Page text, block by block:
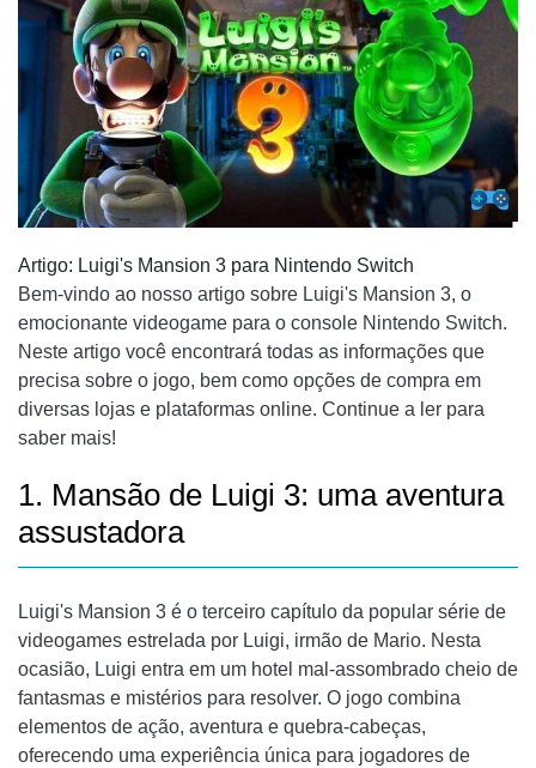
3.6EBAY
3.7 PCCOMPONENTES.COM
4. PERGUNTAS FREQUENTES
4.1 QUAL É A IDADE RECOMENDADA PARA JOGAR LUIGI'S
MANSION 3?
JOGOS LUIGI'S MANSION PARA DESFRUTAR DA
TERCEIRA PARCELA?
CONCLUSÃO
Artigo: Luigi's Mansion 3 para Nintendo Switch
Bem-vindo ao nosso artigo sobre Luigi's Mansion 3, o
emocionante videogame para o console Nintendo Switch.
Neste artigo você encontrará todas as informações que
precisa sobre o jogo, bem como opções de compra em
diversas lojas e plataformas online. Continue a ler para
saber mais!
1. Mansão de Luigi 3: uma aventura
assustadora
Luigi's Mansion 3 é o terceiro capítulo da popular série de
videogames estrelada por Luigi, irmão de Mario. Nesta
ocasião, Luigi entra em um hotel mal-assombrado cheio de
fantasmas e mistérios para resolver. O jogo combina
elementos de ação, aventura e quebra-cabeças,
oferecendo uma experiência única para jogadores de